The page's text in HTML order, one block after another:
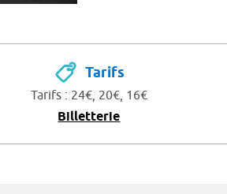
Tarifs
Tarifs : 24€, 20€, 16€
Billetterie